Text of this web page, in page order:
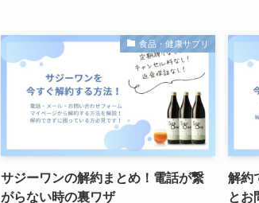
食品・健康サプリ
サジーワンの解約まとめ！電話が繋
がらない時の裏ワザ
解約
とお